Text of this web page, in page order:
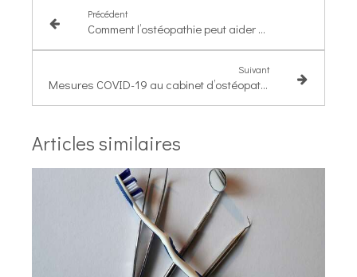
Précédent
Comment l’ostéopathie peut aider à l’accouchement ?
Suivant
Mesures COVID-19 au cabinet d’ostéopathie
Articles similaires